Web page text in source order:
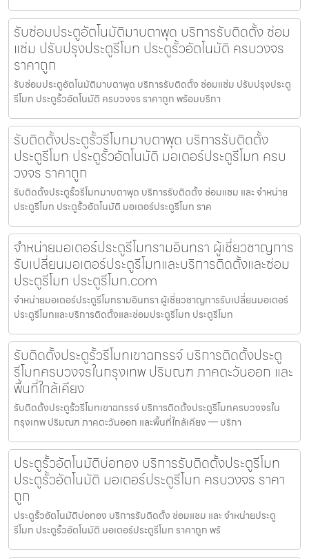
รับซ่อมประตูอัตโนมัติมาบตาพุด บริการรับติดตั้ง ซ่อม
แซ่ม ปรับปรุงประตูรีโมท ประตูรั้วอัตโนมัติ ครบวงจร
ราคาถูก
รับซ่อมประตูอัตโนมัติมาบตาพุด บริการรับติดตั้ง ซ่อมแซ่ม ปรับปรุงประตู
รีโมท ประตูรั้วอัตโนมัติ ครบวงจร ราคาถูก พร้อมบริกา
รับติดตั้งประตูรั้วรีโมทมาบตาพุด บริการรับติดตั้ง
ประตูรีโมท ประตูรั้วอัตโนมัติ มอเตอร์ประตูรีโมท ครบ
วงจร ราคาถูก
รับติดตั้งประตูรั้วรีโมทมาบตาพุด บริการรับติดตั้ง ซ่อมแซม และ จำหน่าย
ประตูรีโมท ประตูรั้วอัตโนมัติ มอเตอร์ประตูรีโมท ราค
จำหน่ายมอเตอร์ประตูรีโมทรามอินทรา ผู้เชี่ยวชาญการ
รับเปลี่ยนมอเตอร์ประตูรีโมทและบริการติดตั้งและซ่อม
ประตูรีโมท ประตูรีโมท.com
จำหน่ายมอเตอร์ประตูรีโมทรามอินทรา ผู้เชี่ยวชาญการรับเปลี่ยนมอเตอร์
ประตูรีโมทและบริการติดตั้งและซ่อมประตูรีโมท ประตูรีโมท
รับติดตั้งประตูรั้วรีโมทเขาฉกรรจ์ บริการติดตั้งประตู
รีโมทครบวงจรในกรุงเทพ ปริมณฑ ภาคตะวันออก และ
พื้นที่ใกล้เคียง
รับติดตั้งประตูรั้วรีโมทเขาฉกรรจ์ บริการติดตั้งประตูรีโมทครบวงจรใน
กรุงเทพ ปริมณฑ ภาคตะวันออก และพื้นที่ใกล้เคียง — บริกา
ประตูรั้วอัตโนมัติบ่อทอง บริการรับติดตั้งประตูรีโมท
ประตูรั้วอัตโนมัติ มอเตอร์ประตูรีโมท ครบวงจร ราคา
ถูก
ประตูรั้วอัตโนมัติบ่อทอง บริการรับติดตั้ง ซ่อมแซม และ จำหน่ายประตู
รีโมท ประตูรั้วอัตโนมัติ มอเตอร์ประตูรีโมท ราคาถูก พร้